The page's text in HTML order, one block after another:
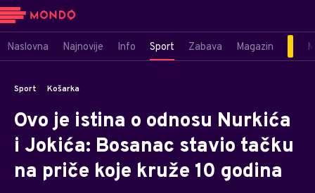
Naslovna Najnovije Info Sport Zabava Magazin
Sport Košarka
Ovo je istina o odnosu Nurkića
i Jokića: Bosanac stavio tačku
na priče koje kruže 10 godina